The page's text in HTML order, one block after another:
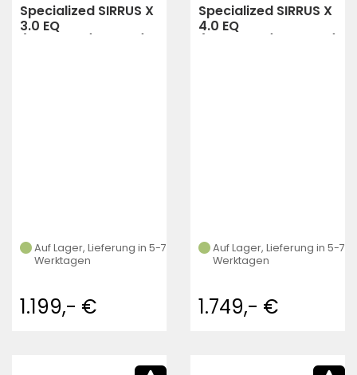
Specialized SIRRUS X
3.0 EQ
Auf Lager, Lieferung in 5-7
Werktagen
1.199,- €
Specialized SIRRUS X
4.0 EQ
Auf Lager, Lieferung in 5-7
Werktagen
1.749,- €